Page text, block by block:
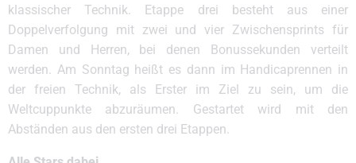
klassischer Technik. Etappe drei besteht aus einer
Doppelverfolgung mit zwei und vier Zwischensprints für
Damen und Herren, bei denen Bonussekunden verteilt
werden. Am Sonntag heißt es dann im Handicaprennen in
der freien Technik, als Erster im Ziel zu sein, um die
Weltcuppunkte abzuräumen. Gestartet wird mit den
Abständen aus den ersten drei Etappen.